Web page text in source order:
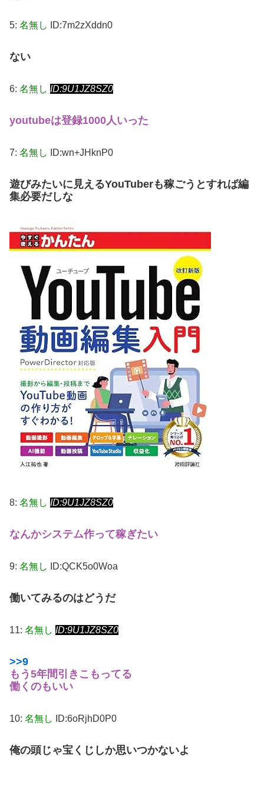
5: 名無し ID:7m2zXddn0
ない
6: 名無し ID:9U1JZ8SZ0
youtubeは登録1000人いった
7: 名無し ID:wn+JHknP0
遊びみたいに見えるYouTuberも稼ごうとすれば編
集必要だしな
8: 名無し ID:9U1JZ8SZ0
なんかシステム作って稼ぎたい
9: 名無し ID:QCK5o0Woa
働いてみるのはどうだ
11: 名無し ID:9U1JZ8SZ0
>>9
もう5年間引きこもってる
働くのもいい
10: 名無し ID:6oRjhD0P0
俺の頭じゃ宝くじしか思いつかないよ